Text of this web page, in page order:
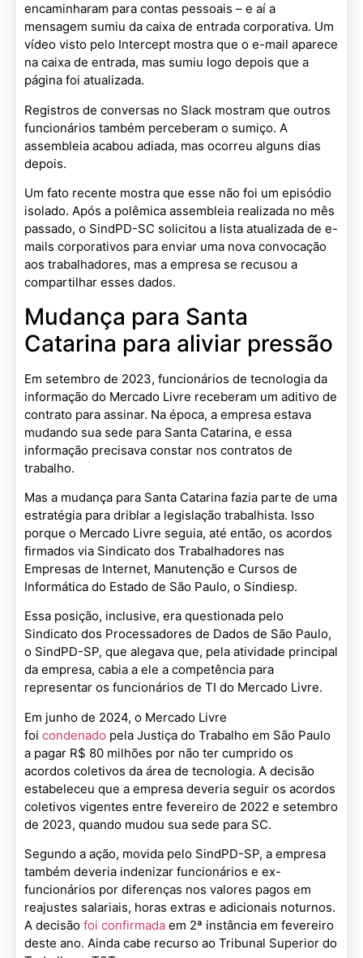
encaminharam para contas pessoais – e aí a
mensagem sumiu da caixa de entrada corporativa. Um
vídeo visto pelo Intercept mostra que o e-mail aparece
na caixa de entrada, mas sumiu logo depois que a
página foi atualizada.
Registros de conversas no Slack mostram que outros
funcionários também perceberam o sumiço. A
assembleia acabou adiada, mas ocorreu alguns dias
depois.
Um fato recente mostra que esse não foi um episódio
isolado. Após a polêmica assembleia realizada no mês
passado, o SindPD-SC solicitou a lista atualizada de e-
mails corporativos para enviar uma nova convocação
aos trabalhadores, mas a empresa se recusou a
compartilhar esses dados.
Mudança para Santa
Catarina para aliviar pressão
Em setembro de 2023, funcionários de tecnologia da
informação do Mercado Livre receberam um aditivo de
contrato para assinar. Na época, a empresa estava
mudando sua sede para Santa Catarina, e essa
informação precisava constar nos contratos de
trabalho.
Mas a mudança para Santa Catarina fazia parte de uma
estratégia para driblar a legislação trabalhista. Isso
porque o Mercado Livre seguia, até então, os acordos
firmados via Sindicato dos Trabalhadores nas
Empresas de Internet, Manutenção e Cursos de
Informática do Estado de São Paulo, o Sindiesp.
Essa posição, inclusive, era questionada pelo
Sindicato dos Processadores de Dados de São Paulo,
o SindPD-SP, que alegava que, pela atividade principal
da empresa, cabia a ele a competência para
representar os funcionários de TI do Mercado Livre.
Em junho de 2024, o Mercado Livre
foi condenado pela Justiça do Trabalho em São Paulo
a pagar R$ 80 milhões por não ter cumprido os
acordos coletivos da área de tecnologia. A decisão
estabeleceu que a empresa deveria seguir os acordos
coletivos vigentes entre fevereiro de 2022 e setembro
de 2023, quando mudou sua sede para SC.
Segundo a ação, movida pelo SindPD-SP, a empresa
também deveria indenizar funcionários e ex-
funcionários por diferenças nos valores pagos em
reajustes salariais, horas extras e adicionais noturnos.
A decisão foi confirmada em 2ª instância em fevereiro
deste ano. Ainda cabe recurso ao Tribunal Superior do